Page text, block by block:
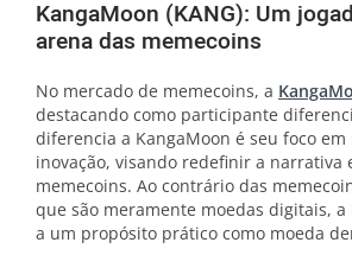
KangaMoon (KANG): Um
arena das memecoins
No mercado de memecoins, a
destacando como participante
diferencia a KangaMoon é seu foco
inovação, visando redefinir a narrativa
memecoins. Ao contrário das
que são meramente moedas digitais, a
a um propósito prático como moeda